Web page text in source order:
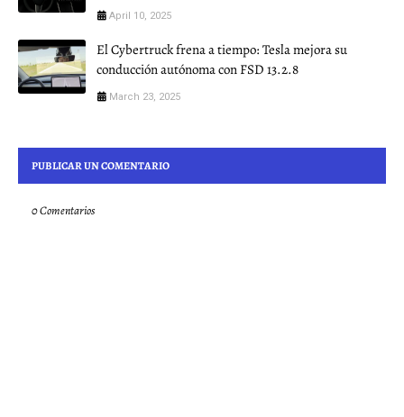
April 10, 2025
El Cybertruck frena a tiempo: Tesla mejora su
conducción autónoma con FSD 13.2.8
March 23, 2025
PUBLICAR UN COMENTARIO
0 Comentarios